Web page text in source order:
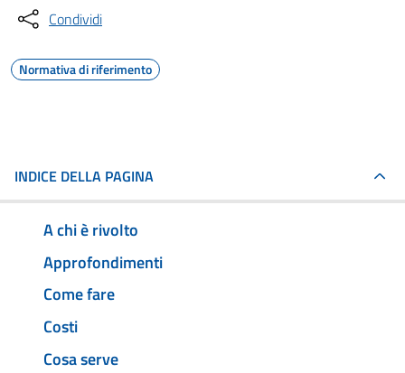
Condividi
Normativa di riferimento
INDICE DELLA PAGINA
A chi è rivolto
Approfondimenti
Come fare
Costi
Cosa serve